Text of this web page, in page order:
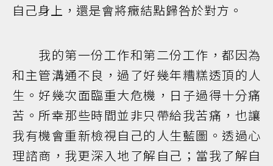
自己身上，還是會將癥結點歸咎於對方。
我的第一份工作和第二份工作，都因為
和主管溝通不良，過了好幾年糟糕透頂的人
生。好幾次面臨重大危機，日子過得十分痛
苦。所幸那些時間並非只帶給我苦痛，也讓
我有機會重新檢視自己的人生藍圖。透過心
理諮商，我更深入地了解自己；當我了解自